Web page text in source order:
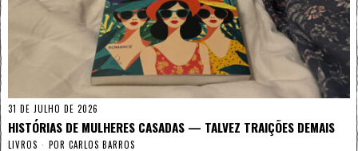
31 DE JULHO DE 2026
HISTÓRIAS DE MULHERES CASADAS — TALVEZ TRAIÇÕES DEMAIS
LIVROS POR CARLOS BARROS